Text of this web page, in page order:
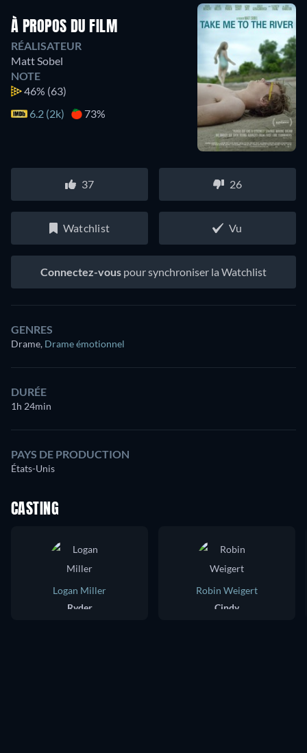
À PROPOS DU FILM
RÉALISATEUR
Matt Sobel
NOTE
46% (63)
6.2 (2k)
73%
37 26
Watchlist Vu
Connectez-vous pour synchroniser la Watchlist
GENRES
Drame, Drame émotionnel
DURÉE
1h 24min
PAYS DE PRODUCTION
États-Unis
CASTING
Logan Miller
Ryder
Robin Weigert
Cindy